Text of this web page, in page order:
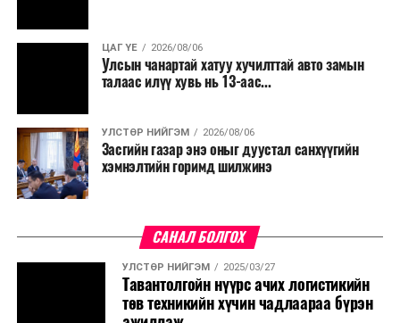
сургалтыг цахим хэлбэрт шилжүүлэх, төрийн албан
хаагчдыг зарим өдрүүдэд цахимаар ажиллуулах арга
хэмжээг үргэлжлүүлэхийг үүрэг болголоо.
Төсвийн сахилга бат сайжирч, эдийн засгийн нөхцөл
байдал хэвийн болсон тохиолдолд эдгээр
хязгаарлалтыг үе шаттайгаар сулруулах юм.
ЦАГ ҮЕ 2026/08/06
Улсын чанартай хатуу хучилттай авто замын
талаас илүү хувь нь 13-аас...
УЛСТӨР НИЙГЭМ 2026/08/06
Засгийн газар энэ оныг дуустал санхүүгийн
хэмнэлтийн горимд шилжинэ
САНАЛ БОЛГОХ
УЛСТӨР НИЙГЭМ 2025/03/27
Тавантолгойн нүүрс ачих логистикийн
төв техникийн хүчин чадлаараа бүрэн